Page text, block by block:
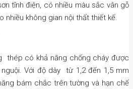
tĩnh điện, có nhiều màu sắc vân gỗ
nhiều không gian nội thất thiết kế.
thép có khả năng chống cháy được
Với độ dày từ 1,2 đến 1,5 mm
bám chắc trên tường và hạn chế